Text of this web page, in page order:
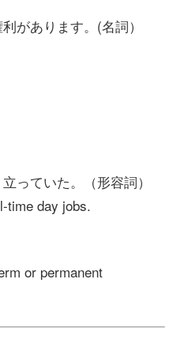
があります。(名詞）
っていた。（形容詞）
time day jobs.
or permanent